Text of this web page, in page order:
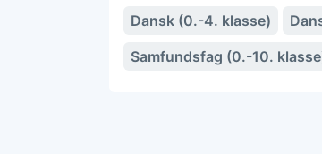
Dansk (0.-4. klasse)
Samfundsfag (0.-10.